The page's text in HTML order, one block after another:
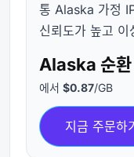
통 Alaska 가정
신뢰도가 높고 이
Alaska 순환
에서 $0.87/GB
지금 주문하